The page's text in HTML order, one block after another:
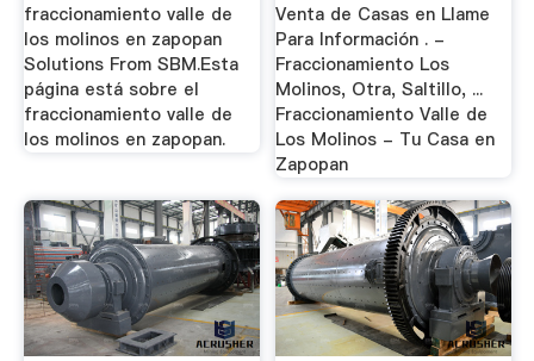
fraccionamiento valle de
los molinos en zapopan
Solutions From SBM.Esta
página está sobre el
fraccionamiento valle de
los molinos en zapopan.
Venta de Casas en Llame
Para Información . -
Fraccionamiento Los
Molinos, Otra, Saltillo, ...
Fraccionamiento Valle de
Los Molinos - Tu Casa en
Zapopan